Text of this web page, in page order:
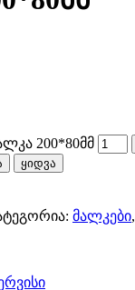
200*80მმ
ყიდვა
მალკები,